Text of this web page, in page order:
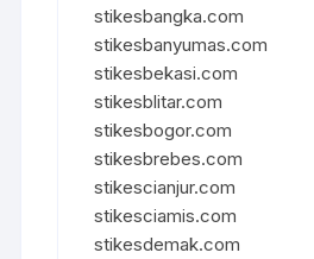
stikesbangka.com
stikesbanyumas.com
stikesbekasi.com
stikesblitar.com
stikesbogor.com
stikesbrebes.com
stikescianjur.com
stikesciamis.com
stikesdemak.com